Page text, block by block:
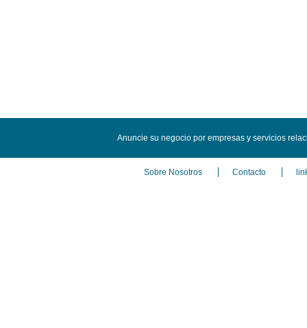
Anuncie su negocio por empresas y servicios
Sobre Nosotros Contacto